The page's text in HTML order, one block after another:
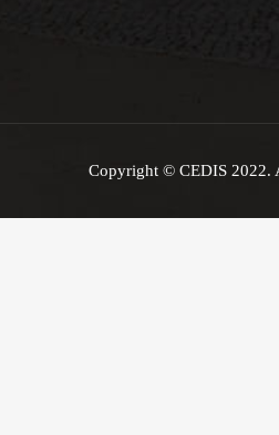
Copyright © CEDIS 2022.